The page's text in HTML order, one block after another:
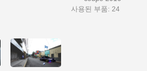
사용된 부품: 24